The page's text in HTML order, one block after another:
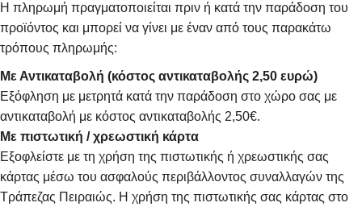
Η πληρωμή πραγματοποιείται πριν ή κατά την παράδοση του
προϊόντος και μπορεί να γίνει με έναν από τους παρακάτω
τρόπους πληρωμής:
Με Αντικαταβολή (κόστος αντικαταβολής 2,50 ευρώ)
Εξόφληση με μετρητά κατά την παράδοση στο χώρο σας με
αντικαταβολή με κόστος αντικαταβολής 2,50€.
Με πιστωτική / χρεωστική κάρτα
Εξοφλείστε με τη χρήση της πιστωτικής ή χρεωστικής σας
κάρτας μέσω του ασφαλούς περιβάλλοντος συναλλαγών της
Τράπεζας Πειραιώς. Η χρήση της πιστωτικής σας κάρτας στο